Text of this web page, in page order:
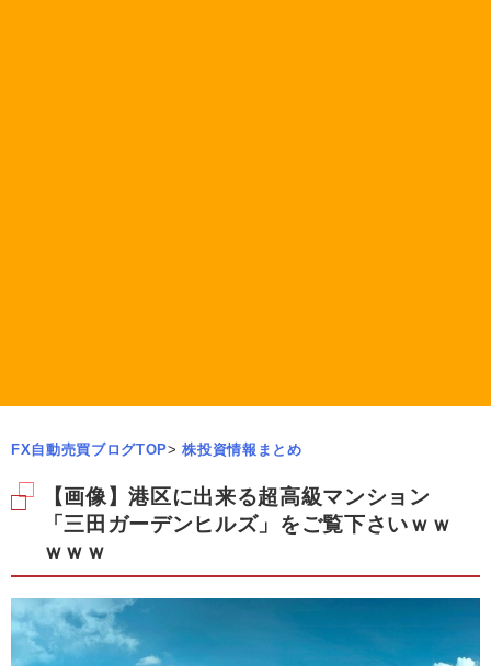
FX自動売買ブログTOP> 株投資情報まとめ
【画像】港区に出来る超高級マンション
「三田ガーデンヒルズ」をご覧下さいｗｗ
ｗｗｗ